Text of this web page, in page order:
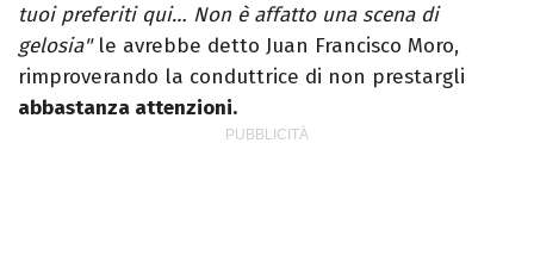
tuoi preferiti qui… Non è affatto una scena di
gelosia" le avrebbe detto Juan Francisco Moro,
rimproverando la conduttrice di non prestargli
abbastanza attenzioni.